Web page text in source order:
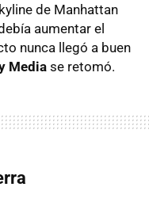
de Manhattan
aumentar el
nunca llegó a buen
Media se retomó.